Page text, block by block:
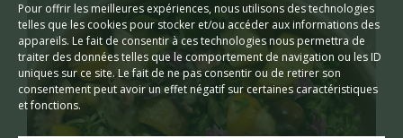
Pour offrir les meilleures expériences, nous utilisons des technologies
telles que les cookies pour stocker et/ou accéder aux informations des
appareils. Le fait de consentir à ces technologies nous permettra de
traiter des données telles que le comportement de navigation ou les ID
uniques sur ce site. Le fait de ne pas consentir ou de retirer son
consentement peut avoir un effet négatif sur certaines caractéristiques
et fonctions.